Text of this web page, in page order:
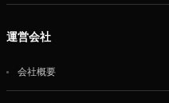
運営会社
会社概要